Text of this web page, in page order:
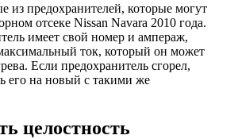
из предохранителей, которые могут
отсеке Nissan Navara 2010 года.
имеет свой номер и ампераж,
ток, который он может
Если предохранитель сгорел,
его на новый с такими же
целостность